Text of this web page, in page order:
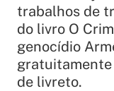
trabalhos de
do livro O
genocídio
gratuitamente
de livreto.